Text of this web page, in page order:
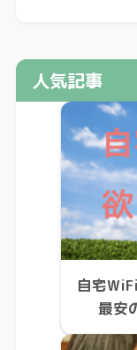
人気記事
自宅
最安